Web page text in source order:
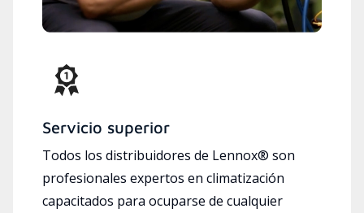
Servicio superior
Todos los distribuidores de Lennox® son
profesionales expertos en climatización
capacitados para ocuparse de cualquier